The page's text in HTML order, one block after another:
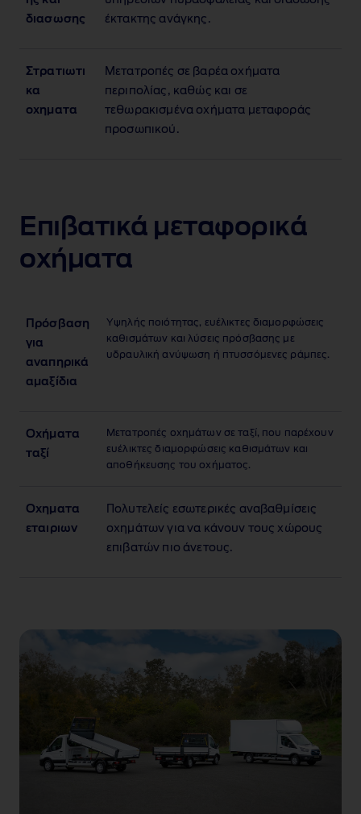
διασωσης
έκτακτης ανάγκης.
Στρατιωτι
κα
οχηματα
Μετατροπές σε βαρέα οχήματα
περιπολίας, καθώς και σε
τεθωρακισμένα οχήματα μεταφοράς
προσωπικού.
Επιβατικά μεταφορικά
οχήματα
Πρόσβαση
για
αναπηρικά
αμαξίδια
Υψηλής ποιότητας, ευέλικτες διαμορφώσεις
καθισμάτων και λύσεις πρόσβασης με
υδραυλική ανύψωση ή πτυσσόμενες ράμπες.
Οχήματα
ταξί
Μετατροπές οχημάτων σε ταξί, που παρέχουν
ευέλικτες διαμορφώσεις καθισμάτων και
αποθήκευσης του οχήματος.
Οχηματα
εταιριων
Πολυτελείς εσωτερικές αναβαθμίσεις
οχημάτων για να κάνουν τους χώρους
επιβατών πιο άνετους.